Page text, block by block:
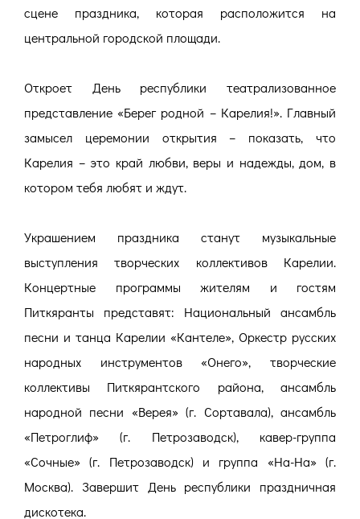
сцене праздника, которая расположится на
центральной городской площади.
Откроет День республики театрализованное
представление «Берег родной – Карелия!». Главный
замысел церемонии открытия – показать, что
Карелия – это край любви, веры и надежды, дом, в
котором тебя любят и ждут.
Украшением праздника станут музыкальные
выступления творческих коллективов Карелии.
Концертные программы жителям и гостям
Питкяранты представят: Национальный ансамбль
песни и танца Карелии «Кантеле», Оркестр русских
народных инструментов «Онего», творческие
коллективы Питкярантского района, ансамбль
народной песни «Верея» (г. Сортавала), ансамбль
«Петроглиф» (г. Петрозаводск), кавер-группа
«Сочные» (г. Петрозаводск) и группа «На-На» (г.
Москва). Завершит День республики праздничная
дискотека.